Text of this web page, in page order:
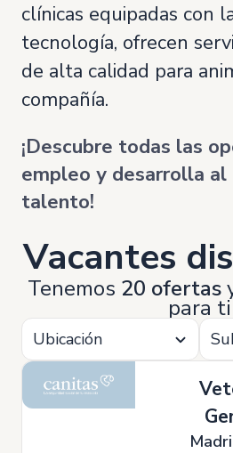
clínicas equipadas con
tecnología, ofrecen
de alta calidad para
compañía.
¡Descubre todas las
empleo y desarrolla al
talento!
Vacantes
Tenemos 20 ofertas
para ti
Ubicación